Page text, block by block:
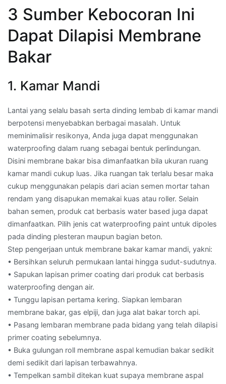
3 Sumber Kebocoran Ini
Dapat Dilapisi Membrane
Bakar
1. Kamar Mandi
Lantai yang selalu basah serta dinding lembab di kamar mandi
berpotensi menyebabkan berbagai masalah. Untuk
meminimalisir resikonya, Anda juga dapat menggunakan
waterproofing dalam ruang sebagai bentuk perlindungan.
Disini membrane bakar bisa dimanfaatkan bila ukuran ruang
kamar mandi cukup luas. Jika ruangan tak terlalu besar maka
cukup menggunakan pelapis dari acian semen mortar tahan
rendam yang disapukan memakai kuas atau roller. Selain
bahan semen, produk cat berbasis water based juga dapat
dimanfaatkan. Pilih jenis cat waterproofing paint untuk dipoles
pada dinding plesteran maupun bagian beton.
Step pengerjaan untuk membrane bakar kamar mandi, yakni:
• Bersihkan seluruh permukaan lantai hingga sudut-sudutnya.
• Sapukan lapisan primer coating dari produk cat berbasis
waterproofing dengan air.
• Tunggu lapisan pertama kering. Siapkan lembaran
membrane bakar, gas elpiji, dan juga alat bakar torch api.
• Pasang lembaran membrane pada bidang yang telah dilapisi
primer coating sebelumnya.
• Buka gulungan roll membrane aspal kemudian bakar sedikit
demi sedikit dari lapisan terbawahnya.
• Tempelkan sambil ditekan kuat supaya membrane aspal